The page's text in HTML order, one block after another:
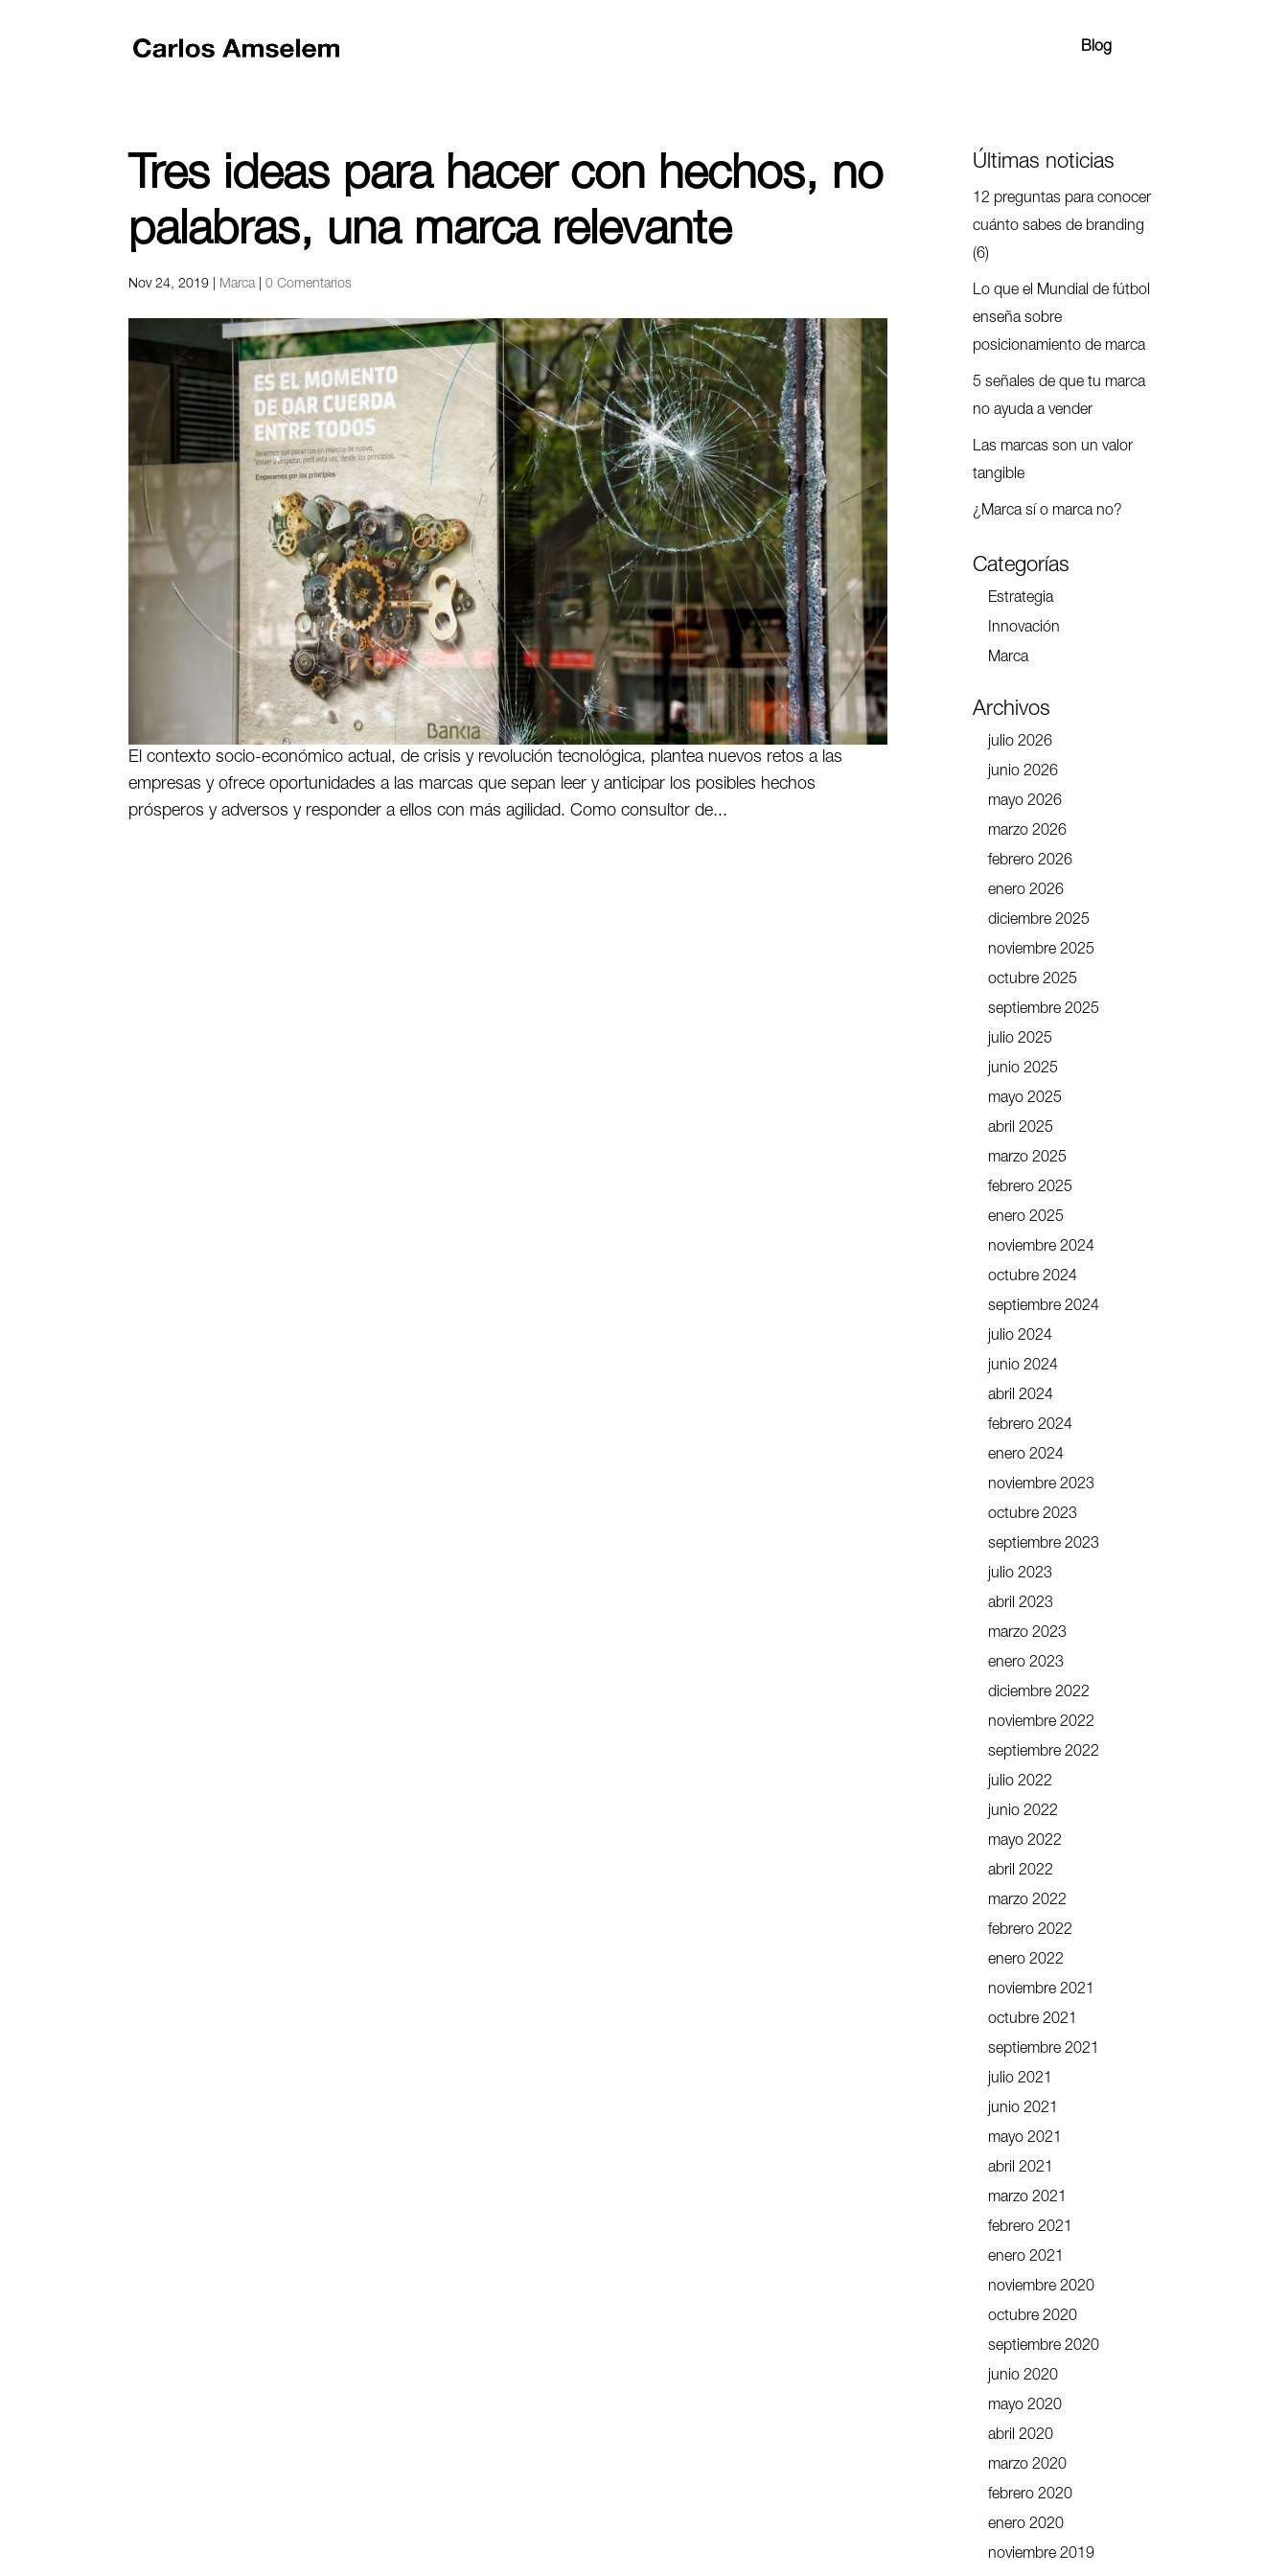
Blog
Tres ideas para hacer con hechos, no
palabras, una marca relevante
Nov 24, 2019 Marca |0 Comentarios
El contexto socio-económico actual, de crisis y revolución tecnológica, plantea nuevos retos a las
empresas y ofrece oportunidades a las marcas que sepan leer y anticipar los posibles hechos
prósperos y adversos y responder a ellos con más agilidad. Como consultor de...
Últimas noticias
12 preguntas para conocer
cuánto sabes de branding
(6)
Lo que el Mundial de fútbol
enseña sobre
posicionamiento de marca
5 señales de que tu marca
no ayuda a vender
Las marcas son un valor
tangible
¿Marca sí o marca no?
Categorías
Estrategia
Innovación
Marca
Archivos
julio 2026
junio 2026
mayo 2026
marzo 2026
febrero 2026
enero 2026
diciembre 2025
noviembre 2025
octubre 2025
septiembre 2025
julio 2025
junio 2025
mayo 2025
abril 2025
marzo 2025
febrero 2025
enero 2025
noviembre 2024
octubre 2024
septiembre 2024
julio 2024
junio 2024
abril 2024
febrero 2024
enero 2024
noviembre 2023
octubre 2023
septiembre 2023
julio 2023
abril 2023
marzo 2023
enero 2023
diciembre 2022
noviembre 2022
septiembre 2022
julio 2022
junio 2022
mayo 2022
abril 2022
marzo 2022
febrero 2022
enero 2022
noviembre 2021
octubre 2021
septiembre 2021
julio 2021
junio 2021
mayo 2021
abril 2021
marzo 2021
febrero 2021
enero 2021
noviembre 2020
octubre 2020
septiembre 2020
junio 2020
mayo 2020
abril 2020
marzo 2020
febrero 2020
enero 2020
noviembre 2019